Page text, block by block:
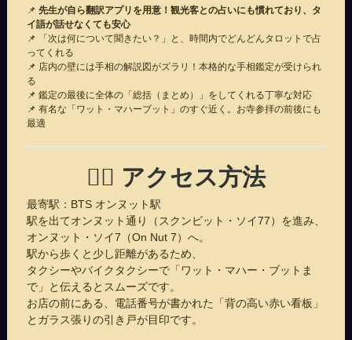
📌 先生が自ら翻訳アプリを用意！観光客との占いにも慣れており、タ
イ語が話せなくても安心
📌 「次は何について聞きたい？」と、時間内でどんどんタロットで占
ってくれる
📌 店内の壁には手相の解説図がズラリ！本格的な手相鑑定が受けられ
る
📌 鑑定の最後に全体の「総括（まとめ）」をしてくれる丁寧な対応
📌 有名な「ワット・マハーブット」のすぐ近く。お寺参拝の前後にも
最適
🚶‍♀️ アクセス方法
最寄駅：BTS オンヌット駅
駅を出てオンヌット通り（スクンビット・ソイ77）を進み、
オンヌット・ソイ7（On Nut 7）へ。
駅から歩くと少し距離があるため、
タクシーやバイクタクシーで「ワット・マハー・ブットま
で」と伝えるとスムーズです。
お店の前にある、電話番号が書かれた「背の高い赤い看板」
とガラス張りの引き戸が目印です。